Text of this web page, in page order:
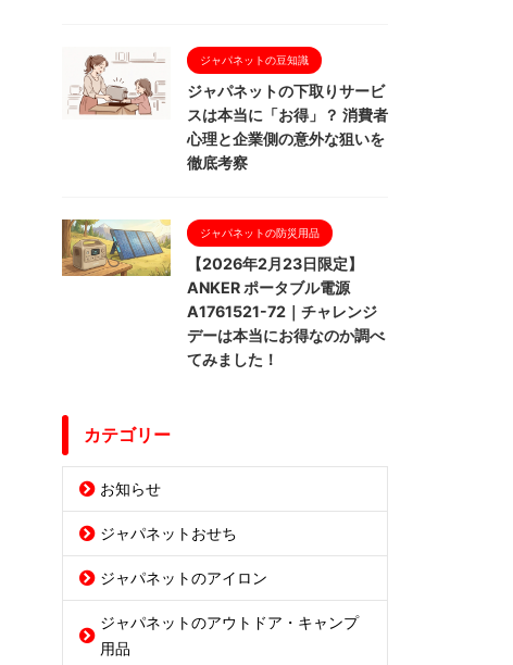
ジャパネットの豆知識
ジャパネットの下取りサービ
スは本当に「お得」？ 消費者
心理と企業側の意外な狙いを
徹底考察
ジャパネットの防災用品
【2026年2月23日限定】
ANKER ポータブル電源
A1761521-72｜チャレンジ
デーは本当にお得なのか調べ
てみました！
カテゴリー
お知らせ
ジャパネットおせち
ジャパネットのアイロン
ジャパネットのアウトドア・キャンプ
用品